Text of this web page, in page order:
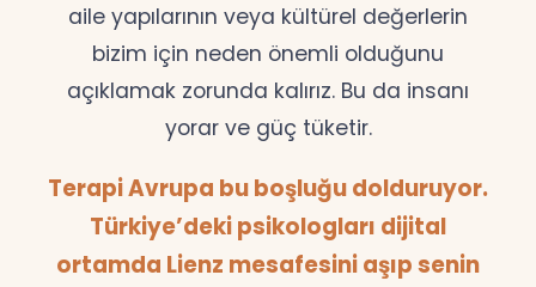
aile yapılarının veya kültürel değerlerin
bizim için neden önemli olduğunu
açıklamak zorunda kalırız. Bu da insanı
yorar ve güç tüketir.
Terapi Avrupa bu boşluğu dolduruyor.
Türkiye’deki psikologları dijital
ortamda Lienz mesafesini aşıp senin